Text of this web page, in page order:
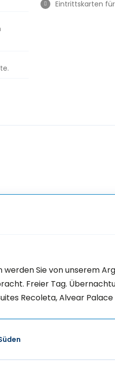
Eintrittskarten
Sie von unserem
Freier Tag.
Recoleta, Alvear